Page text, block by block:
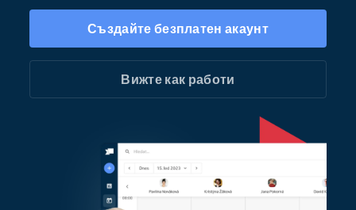
Създайте безплатен акаунт
Вижте как работи